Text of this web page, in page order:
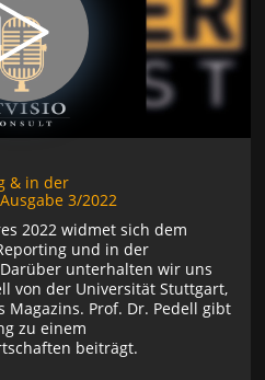
& in der
3/2022
2022 widmet sich dem
und in der
unterhalten wir uns
von der Universität Stuttgart,
Prof. Dr. Pedell gibt
zu einem
beiträgt.